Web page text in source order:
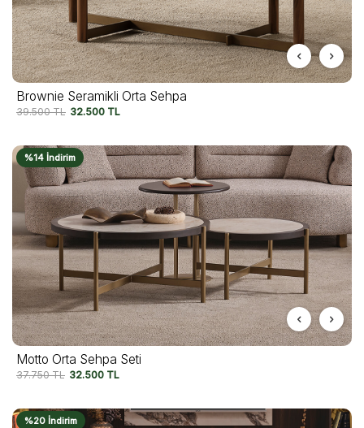
Brownie Seramikli Orta Sehpa
39.500TL 32.500 TL
%14 İndirim
Motto Orta Sehpa Seti
37.750TL 32.500 TL
%20 İndirim